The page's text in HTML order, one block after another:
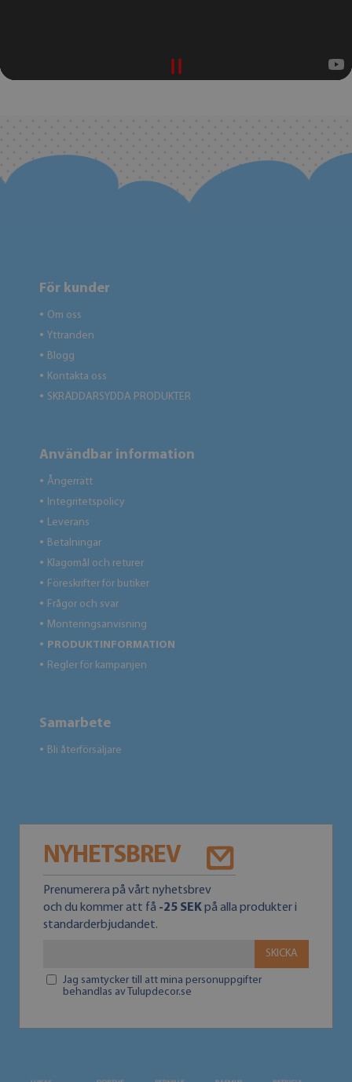
För kunder
● Om oss
● Yttranden
● Blogg
● Kontakta oss
● SKRÄDDARSYDDA PRODUKTER
Användbar information
● Ångerrätt
● Integritetspolicy
● Leverans
● Betalningar
● Klagomål och returer
● Föreskrifter för butiker
● Frågor och svar
● Monteringsanvisning
● PRODUKTINFORMATION
● Regler för kampanjen
Samarbete
● Bli återförsäljare
NYHETSBREV
Prenumerera på vårt nyhetsbrev
och du kommer att få -25 SEKpå alla produkter i
standarderbjudandet.
SKICKA
Jag samtycker till att mina personuppgifter
behandlas av Tulupdecor.se